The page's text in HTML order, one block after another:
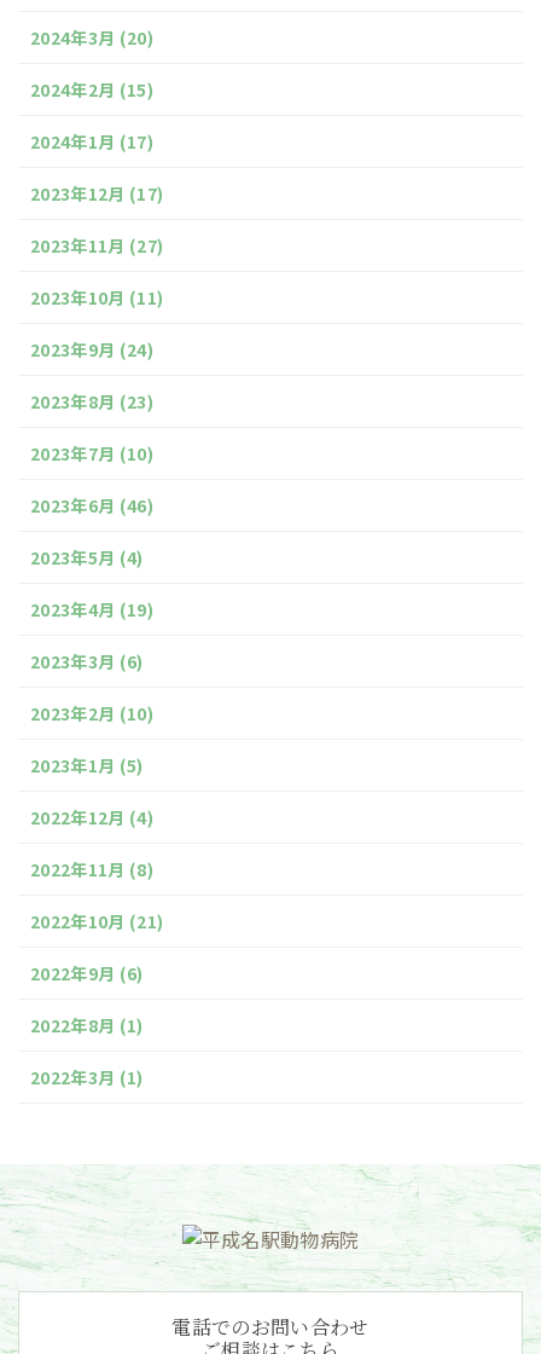
2024年3月 (20)
2024年2月 (15)
2024年1月 (17)
2023年12月 (17)
2023年11月 (27)
2023年10月 (11)
2023年9月 (24)
2023年8月 (23)
2023年7月 (10)
2023年6月 (46)
2023年5月 (4)
2023年4月 (19)
2023年3月 (6)
2023年2月 (10)
2023年1月 (5)
2022年12月 (4)
2022年11月 (8)
2022年10月 (21)
2022年9月 (6)
2022年8月 (1)
2022年3月 (1)
電話でのお問い合わせ